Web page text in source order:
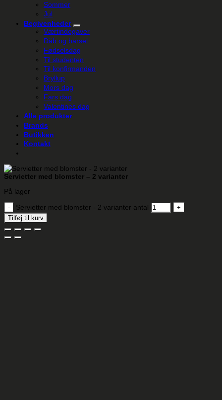
Sommer
Jul
Begivenheder
Værtindegaver
Dåb og barsel
Fødselsdag
Til studenten
Til konfirmanden
Bryllup
Mors dag
Fars dag
Valentines dag
Alle produkter
Brands
Butikken
Kontakt
Servietter med blomster – 2 varianter
På lager
Servietter med blomster - 2 varianter antal
Tilføj til kurv